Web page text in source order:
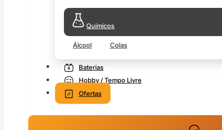
Químicos
Álcool Colas
Baterias
Hobby / Tempo Livre
Ofertas